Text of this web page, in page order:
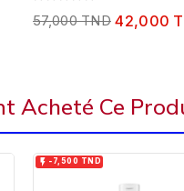
57,000 TND 42,000
Acheté Ce
 -7,500 TND